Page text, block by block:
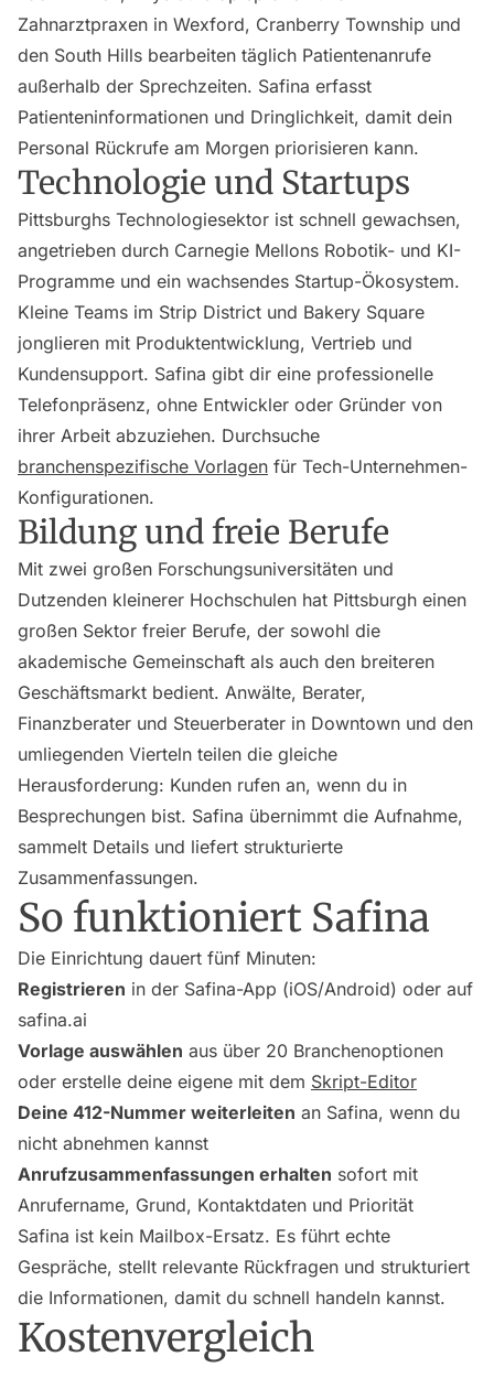
Zahnarztpraxen in Wexford, Cranberry Township und
den South Hills bearbeiten täglich Patientenanrufe
außerhalb der Sprechzeiten. Safina erfasst
Patienteninformationen und Dringlichkeit, damit dein
Personal Rückrufe am Morgen priorisieren kann.
Technologie und Startups
Pittsburghs Technologiesektor ist schnell gewachsen,
angetrieben durch Carnegie Mellons Robotik- und KI-
Programme und ein wachsendes Startup-Ökosystem.
Kleine Teams im Strip District und Bakery Square
jonglieren mit Produktentwicklung, Vertrieb und
Kundensupport. Safina gibt dir eine professionelle
Telefonpräsenz, ohne Entwickler oder Gründer von
ihrer Arbeit abzuziehen. Durchsuche
branchenspezifische Vorlagen für Tech-Unternehmen-
Konfigurationen.
Bildung und freie Berufe
Mit zwei großen Forschungsuniversitäten und
Dutzenden kleinerer Hochschulen hat Pittsburgh einen
großen Sektor freier Berufe, der sowohl die
akademische Gemeinschaft als auch den breiteren
Geschäftsmarkt bedient. Anwälte, Berater,
Finanzberater und Steuerberater in Downtown und den
umliegenden Vierteln teilen die gleiche
Herausforderung: Kunden rufen an, wenn du in
Besprechungen bist. Safina übernimmt die Aufnahme,
sammelt Details und liefert strukturierte
Zusammenfassungen.
So funktioniert Safina
Die Einrichtung dauert fünf Minuten:
Registrieren in der Safina-App (iOS/Android) oder auf
safina.ai
Vorlage auswählen aus über 20 Branchenoptionen
oder erstelle deine eigene mit dem Skript-Editor
Deine 412-Nummer weiterleiten an Safina, wenn du
nicht abnehmen kannst
Anrufzusammenfassungen erhalten sofort mit
Anrufername, Grund, Kontaktdaten und Priorität
Safina ist kein Mailbox-Ersatz. Es führt echte
Gespräche, stellt relevante Rückfragen und strukturiert
die Informationen, damit du schnell handeln kannst.
Kostenvergleich